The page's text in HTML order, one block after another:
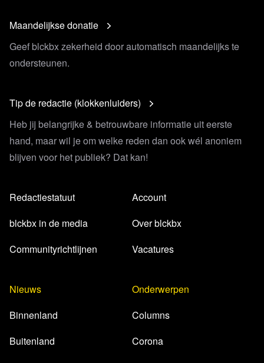
Maandelijkse donatie
Geef blckbx zekerheid door automatisch maandelijks te
ondersteunen.
Tip de redactie (klokkenluiders)
Heb jij belangrijke & betrouwbare informatie uit eerste
hand, maar wil je om welke reden dan ook wél anoniem
blijven voor het publiek? Dat kan!
Redactiestatuut
blckbx in de media
Communityrichtlijnen
Account
Over blckbx
Vacatures
Nieuws
Binnenland
Buitenland
Onderwerpen
Columns
Corona